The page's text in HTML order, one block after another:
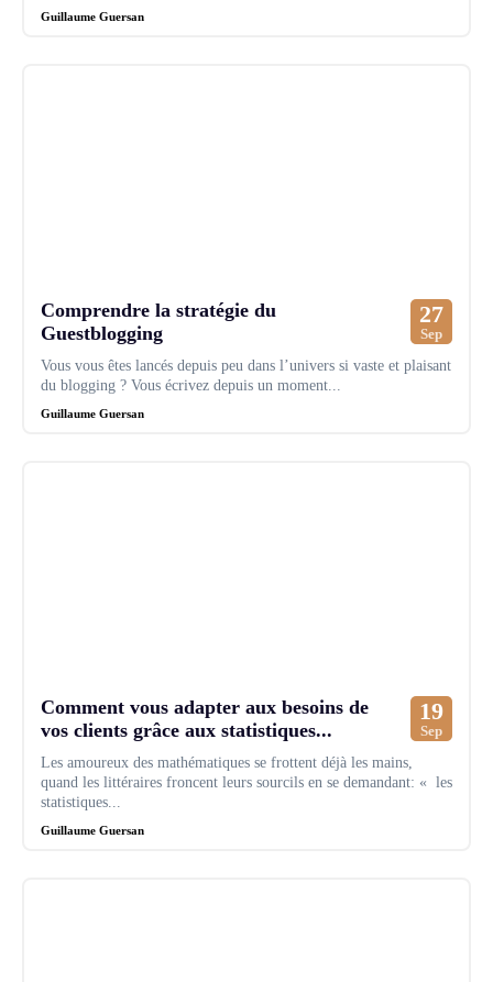
Guillaume Guersan
Comprendre la stratégie du
Guestblogging
27
Sep
Vous vous êtes lancés depuis peu dans l’univers si vaste et plaisant
du blogging ? Vous écrivez depuis un moment...
Guillaume Guersan
Comment vous adapter aux besoins de
vos clients grâce aux statistiques...
19
Sep
Les amoureux des mathématiques se frottent déjà les mains,
quand les littéraires froncent leurs sourcils en se demandant: « les
statistiques...
Guillaume Guersan